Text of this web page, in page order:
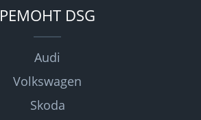
РЕМОНТ DSG
Audi
Volkswagen
Skoda